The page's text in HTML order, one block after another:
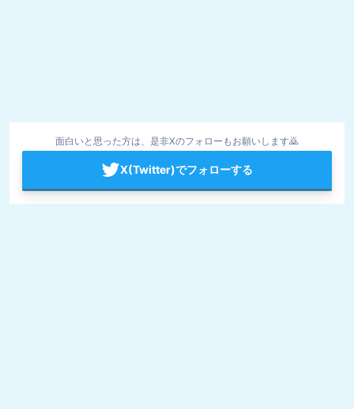
面白いと思った方は、是非Xのフォローもお願いします🙇
X(Twitter)でフォローする